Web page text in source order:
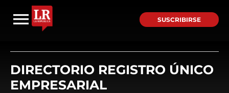
SUSCRIBIRSE
DIRECTORIO REGISTRO ÚNICO
EMPRESARIAL